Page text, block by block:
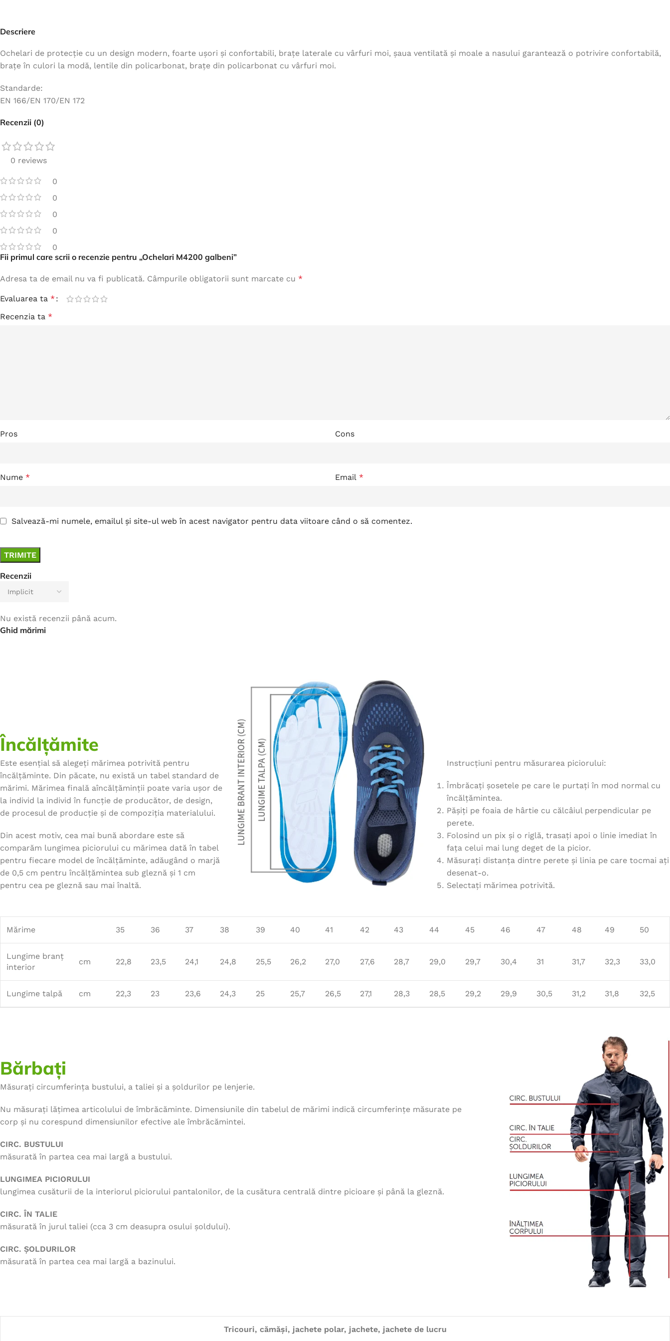
Tricouri
Costume
Halate
Șorțuri
Fleece
Accesorii
188,00lei
Descriere
Ochelari de protecție cu un design modern, foarte ușori și confortabili, brațe laterale cu vârfuri moi, șaua ventilată și moale a nasului garantează o potrivire confortabilă,
brațe în culori la modă, lentile din policarbonat, brațe din policarbonat cu vârfuri moi.
Standarde:
EN 166/EN 170/EN 172
Recenzii (0)
0 reviews
0
0
0
0
0
Recenzii
Nu există recenzii până acum.
Fii primul care scrii o recenzie pentru „Ochelari M4200 galbeni”
Adresa ta de email nu va fi publicată. Câmpurile obligatorii sunt marcate cu *
Evaluarea ta *
Recenzia ta *
Pros Cons
Nume * Email *
Salvează-mi numele, emailul și site-ul web în acest navigator pentru data viitoare când o să comentez.
Ghid mărimi
Încălțămite
Este esențial să alegeți mărimea potrivită pentru
încălțăminte. Din păcate, nu există un tabel standard de
mărimi. Mărimea finală aîncălțăminții poate varia ușor de
la individ la individ în funcție de producător, de design,
de procesul de producție și de compoziția materialului.
Din acest motiv, cea mai bună abordare este să
comparăm lungimea piciorului cu mărimea dată în tabel
pentru fiecare model de încălțăminte, adăugând o marjă
de 0,5 cm pentru încălțămintea sub gleznă și 1 cm
pentru cea pe gleznă sau mai înaltă.
Instrucțiuni pentru măsurarea piciorului:
Îmbrăcați șosetele pe care le purtați în mod normal cu
încălțămintea.
Pășiți pe foaia de hârtie cu călcâiul perpendicular pe
perete.
Folosind un pix și o riglă, trasați apoi o linie imediat în
fața celui mai lung deget de la picior.
Măsurați distanța dintre perete și linia pe care tocmai ați
desenat-o.
Selectați mărimea potrivită.
Mărime 35 36 37 38 39 40 41 42 43 44 45 46 47 48 49 50
Lungime branț
interior
cm 22,8 23,5 24,1 24,8 25,5 26,2 27,0 27,6 28,7 29,0 29,7 30,4 31 31,7 32,3 33,0
Lungime talpă cm 22,3 23 23,6 24,3 25 25,7 26,5 27,1 28,3 28,5 29,2 29,9 30,5 31,2 31,8 32,5
Bărbați
Măsurați circumferința bustului, a taliei și a șoldurilor pe lenjerie.
Nu măsurați lățimea articolului de îmbrăcăminte. Dimensiunile din tabelul de mărimi indică circumferințe măsurate pe
corp și nu corespund dimensiunilor efective ale îmbrăcămintei.
CIRC. BUSTULUI
măsurată în partea cea mai largă a bustului.
LUNGIMEA PICIORULUI
lungimea cusăturii de la interiorul piciorului pantalonilor, de la cusătura centrală dintre picioare și până la gleznă.
CIRC. ÎN TALIE
măsurată în jurul taliei (cca 3 cm deasupra osului șoldului).
CIRC. ȘOLDURILOR
măsurată în partea cea mai largă a bazinului.
Tricouri, cămăși, jachete polar, jachete, jachete de lucru